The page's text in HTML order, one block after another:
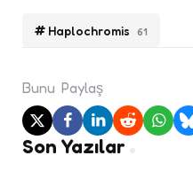
Haplochromis 61
Bunu Paylaş
Son Yazılar